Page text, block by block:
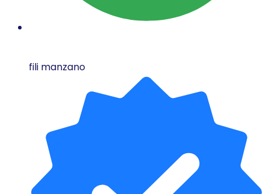
fili manzano